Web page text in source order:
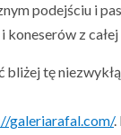
podejściu i
koneserów z
bliżej tę
galeriarafal.com/.